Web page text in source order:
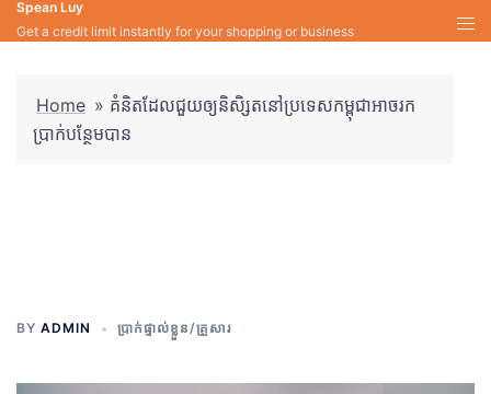
Skip
to
Spean Luy
Get a credit limit instantly for your shopping or business
Home » គំនិតដែលជួយឲ្យនិសិ្សតនៅប្រទេសកម្ពុជាអាចរក
ប្រាក់បន្ថែមបាន
BY ADMIN ប្រាក់ផ្ទាល់ខ្លួន/គ្រួសារ